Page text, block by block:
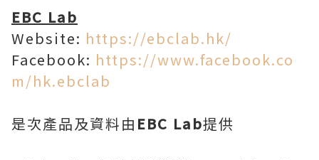
EBC Lab
Website: https://ebclab.hk/
Facebook: https://www.facebook.co
m/hk.ebclab
是次產品及資料由 EBC Lab提供